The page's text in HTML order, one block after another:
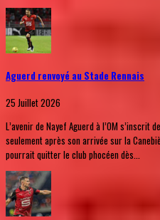
Aguerd renvoyé au Stade Rennais
25 Juillet 2026
L’avenir de Nayef Aguerd à l’OM s’inscrit
seulement après son arrivée sur la
pourrait quitter le club phocéen dès...